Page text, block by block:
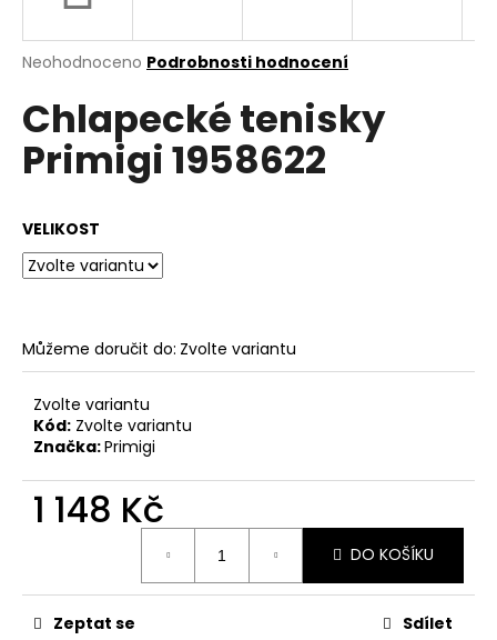
Průměrné
produktu
je
0,0
Neohodnoceno Podrobnosti hodnocení
Chlapecké tenisky
Primigi 1958622
VELIKOST
Můžeme doručit do: Zvolte variantu
Zvolte variantu
Kód: Zvolte variantu
Značka:Primigi
1 148 Kč
DO KOŠÍKU
Zeptat se Sdílet
j
t
?
D
o
p
o
u
č
m
e